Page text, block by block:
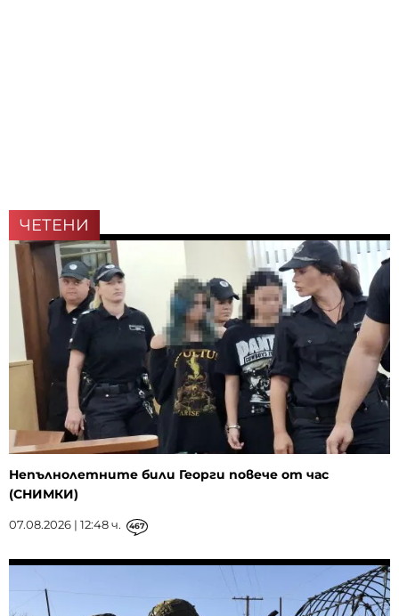
ЧЕТЕНИ
Непълнолетните били Георги повече от час
(СНИМКИ)
07.08.2026 | 12:48 ч. 467